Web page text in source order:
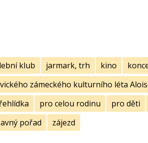
klub jarmark, trh kino
zámeckého kulturního léta
pro celou rodinu pro děti
pořad zájezd